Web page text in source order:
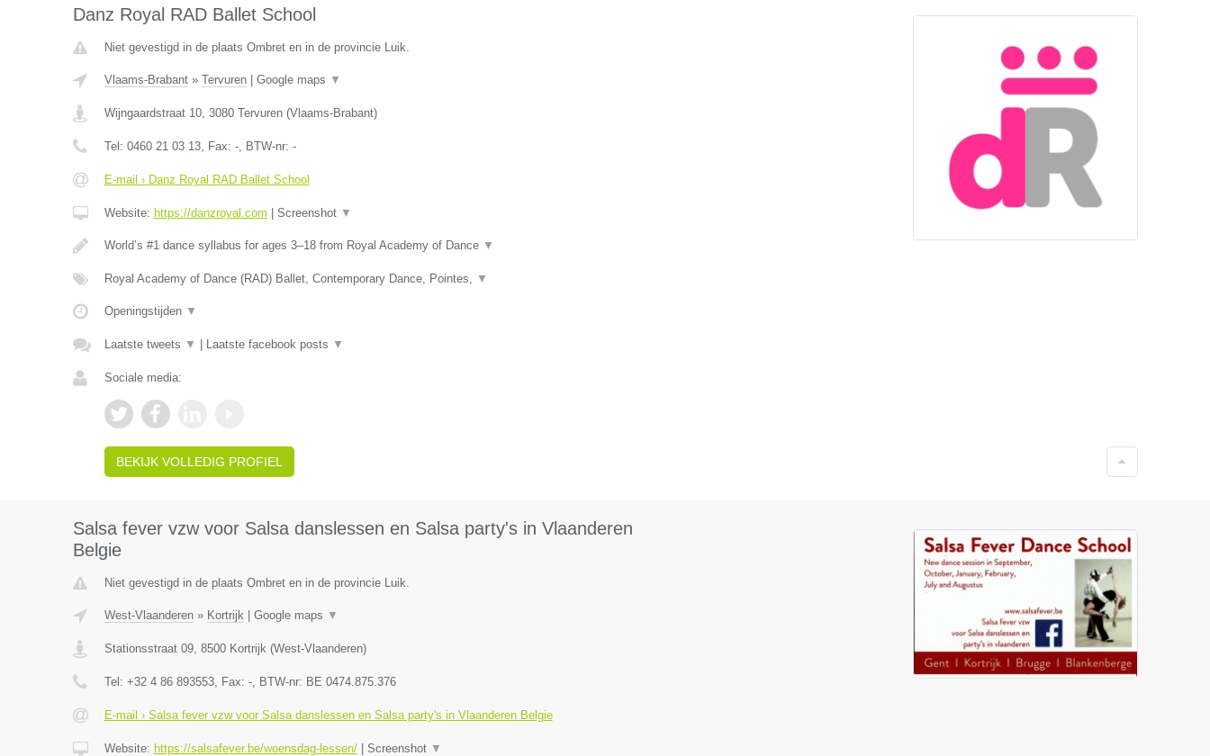
Danz Royal RAD Ballet School
Niet gevestigd in de plaats Ombret en in de provincie Luik.
Vlaams-Brabant» Tervuren| Google maps ▼
Wijngaardstraat 10, 3080 Tervuren(Vlaams-Brabant)
Tel: 0460 21 03 13, Fax: -, BTW-nr: -
E-mail › Danz Royal RAD Ballet School
Website: https://danzroyal.com Screenshot ▼
World’s #1 dance syllabus for ages 3–18 from Royal Academy of Dance ▼
Royal Academy of Dance (RAD) Ballet, Contemporary Dance, Pointes, ▼
Openingstijden ▼
Laatste tweets ▼ Laatste facebook posts ▼
Sociale media:
BEKIJK VOLLEDIG PROFIEL
Salsa fever vzw voor Salsa danslessen en Salsa party's in Vlaanderen
Belgie
Niet gevestigd in de plaats Ombret en in de provincie Luik.
West-Vlaanderen» Kortrijk| Google maps ▼
Stationsstraat 09, 8500 Kortrijk(West-Vlaanderen)
Tel: +32 4 86 893553, Fax: -, BTW-nr: BE 0474.875.376
E-mail › Salsa fever vzw voor Salsa danslessen en Salsa party's in Vlaanderen Belgie
Website: https://salsafever.be/woensdag-lessen/| Screenshot ▼